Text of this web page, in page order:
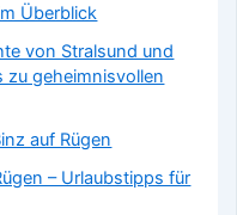
Überblick
von Stralsund und
zu geheimnisvollen
auf Rügen
– Urlaubstipps für